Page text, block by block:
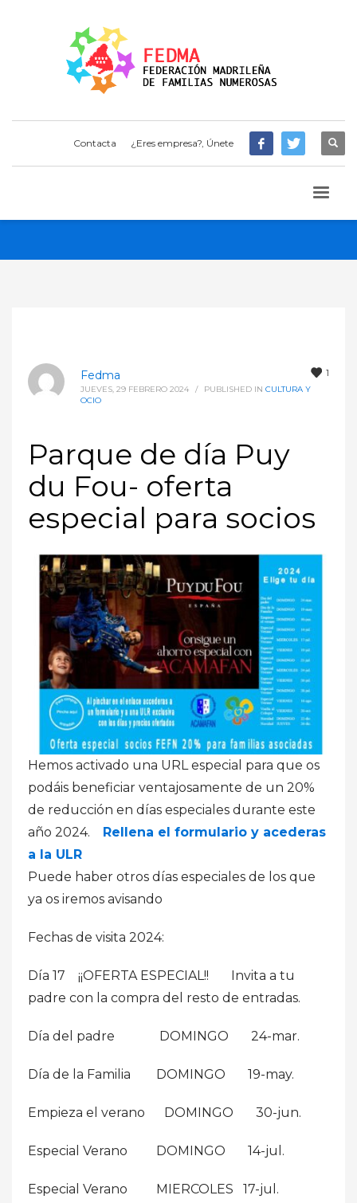
Contacta ¿Eres empresa?, Únete
1
Fedma
JUEVES, 29 FEBRERO 2024 / PUBLISHED IN CULTURA Y
OCIO
Parque de día Puy
du Fou- oferta
especial para socios
Hemos activado una URL especial para que os
podáis beneficiar ventajosamente de un 20%
de reducción en días especiales durante este
año 2024. Rellena el formulario y acederas
a la ULR
Puede haber otros días especiales de los que
ya os iremos avisando
Fechas de visita 2024:
Día 17 ¡¡OFERTA ESPECIAL!! Invita a tu
padre con la compra del resto de entradas.
Día del padre DOMINGO 24-mar.
Día de la Familia DOMINGO 19-may.
Empieza el verano DOMINGO 30-jun.
Especial Verano DOMINGO 14-jul.
Especial Verano MIERCOLES 17-jul.